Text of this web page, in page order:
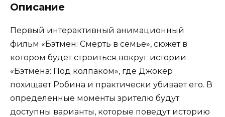
Описание
Первый интерактивный анимационный
фильм «Бэтмен: Смерть в семье», сюжет в
котором будет строиться вокруг истории
«Бэтмена: Под колпаком», где Джокер
похищает Робина и практически убивает его. В
определенные моменты зрителю будут
доступны варианты, которые поведут историю